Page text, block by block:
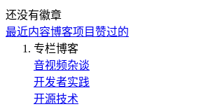
还没有徽章
最近内容博客项目赞过的
专栏博客
音视频杂谈
开发者实践
开源技术